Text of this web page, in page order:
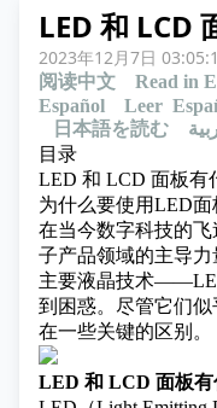
LED 和 LCD
2023年12月7日
阅读中文 Read in
Español
Leer
日本語を読む
目录
LED 和 LCD 面板有
为什么要使用LED面
在当今数字科技的飞
子产品领域的主导
主要液晶技术
到困惑。尽管它们
在一些关键的区别。
LED 和 LCD 面板有